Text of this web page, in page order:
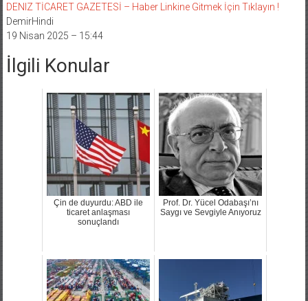
DENIZ TİCARET GAZETESİ – Haber Linkine Gitmek İçin Tıklayın !
DemirHindi
19 Nisan 2025 – 15:44
İlgili Konular
Çin de duyurdu: ABD ile
ticaret anlaşması
sonuçlandı
Prof. Dr. Yücel Odabaşı’nı
Saygı ve Sevgiyle Anıyoruz